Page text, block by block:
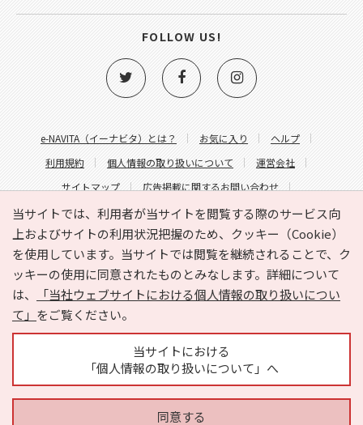
当サイトでは、利用者が当サイトを閲覧する際のサービス向
上およびサイトの利用状況把握のため、クッキー（Cookie）
を使用しています。当サイトでは閲覧を継続されることで、ク
ッキーの使用に同意されたものとみなします。詳細について
は、
「当社ウェブサイトにおける個人情報の取り扱いについ
て」 をご覧ください。
当サイトにおける
「個人情報の取り扱いについて」へ
同意する
e-NAVITA（イーナビタ）とは？ お気に入り
ヘルプ
利用規約
個人情報の取り扱いについて
運営会社
サイトマップ
広告掲載に関するお問い合わせ
サイトの内容に関するお問い合わせ
FOLLOW US!
Copyright © HYOJITO.Co.,Ltd. All Rights Reserved.